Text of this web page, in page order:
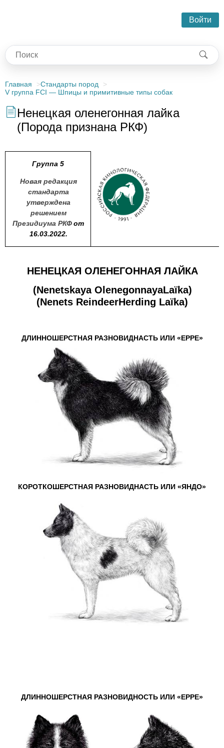
Войти
Главная
Стандарты пород
V группа FCI — Шпицы и примитивные типы собак
Ненецкая оленегонная лайка
(Порода признана РКФ)
Группа 5
Новая редакция
стандарта
утверждена
решением
Президиума РКФот
16.03.2022.
НЕНЕЦКАЯ ОЛЕНЕГОННАЯ ЛАЙКА
(Nenetskaya OlenegonnayaLaïka)
(Nenets ReindeerHerding Laïka)
ДЛИННОШЕРСТНАЯ РАЗНОВИДНАСТЬ ИЛИ «ЕРРЕ»
КОРОТКОШЕРСТНАЯ РАЗНОВИДНАСТЬ ИЛИ «ЯНДО»
ДЛИННОШЕРСТНАЯ РАЗНОВИДНОСТЬ ИЛИ «ЕРРЕ»